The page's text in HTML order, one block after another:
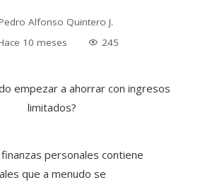
Alfonso Quintero J.
10 meses
245
personales contiene
que a menudo se